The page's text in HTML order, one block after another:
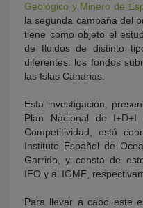
Geológico y Minero de
la segunda campaña del
tiene como objeto el
de fluidos de distinto
diferentes: los fondos
las Islas Canarias.
Esta investigación,
Plan Nacional de
Competitividad, está
Instituto Español de
Garrido, y consta de
IEO y al IGME,
Para llevar a cabo este